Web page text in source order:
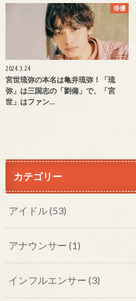
俳優
2024.3.24
宮世琉弥の本名は亀井琉弥！「琉
弥」は三国志の「劉備」で、「宮
世」はファン…
カテゴリー
アイドル(53)
アナウンサー (1)
インフルエンサー (3)